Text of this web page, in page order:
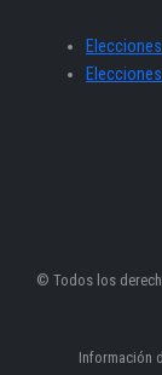
© Todos los
Información